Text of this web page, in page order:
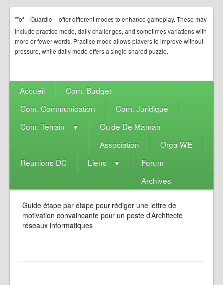
""of Quardle
offer different modes to enhance gameplay. These may
include practice mode, daily challenges, and sometimes variations with
more or fewer words. Practice mode allows players to improve without
pressure, while daily mode offers a single shared puzzle.
Accueil
Com. Budget
Com. Communication
Com. Juridique
Com. Terrain
▼
Guide De Maman
Association
Orga WE
Reunions DC
Liens ▼
Forum
Archives
Guide étape par étape pour rédiger une lettre de
motivation convaincante pour un poste d’Architecte
réseaux informatiques